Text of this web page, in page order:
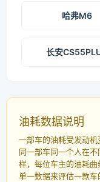
哈弗M6
长安
油耗数据说明
一部车的油耗受发动机
同一部车同一个人在
样，每位车主的油耗
单一数据来评估一款车